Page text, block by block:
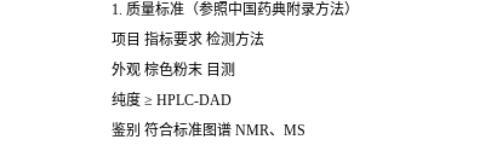
1. 质量标准（参照中国药典附录方法）
项目 指标要求 检测方法
外观 棕色粉末 目测
纯度 ≥ HPLC-DAD
鉴别 符合标准图谱 NMR、MS